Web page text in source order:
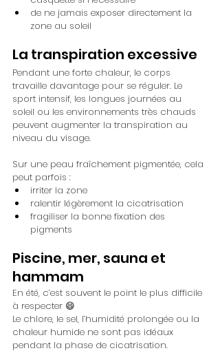
de ne jamais exposer directement la
zone au soleil
La transpiration excessive
Pendant une forte chaleur, le corps
travaille davantage pour se réguler. Le
sport intensif, les longues journées au
soleil ou les environnements très chauds
peuvent augmenter la transpiration au
niveau du visage.
Sur une peau fraîchement pigmentée, cela
peut parfois :
irriter la zone
ralentir légèrement la cicatrisation
fragiliser la bonne fixation des
pigments
Piscine, mer, sauna et
hammam
En été, c’est souvent le point le plus difficile
à respecter 😄
Le chlore, le sel, l’humidité prolongée ou la
chaleur humide ne sont pas idéaux
pendant la phase de cicatrisation.